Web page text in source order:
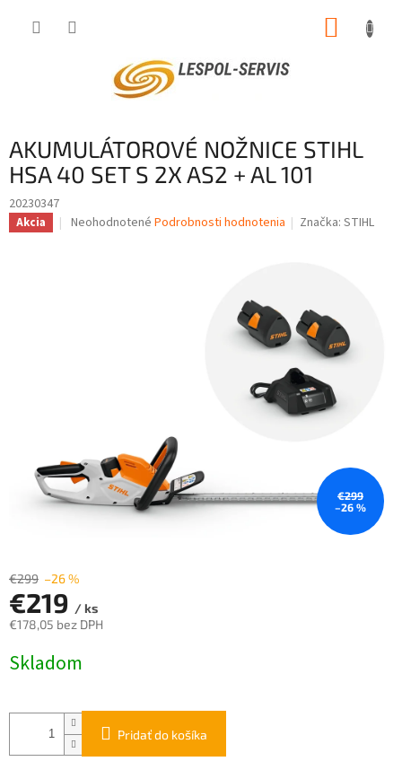
AKUMULÁTOROVÉ NOŽNICE STIHL
HSA 40 SET S 2X AS2 + AL 101
20230347
Akcia
Priemerné
Neohodnotené Podrobnosti hodnotenia Značka:STIHL
€299
–26 %
€299 –26 %
€219 / ks
€178,05 bez DPH
cena:
Skladom
Pridať do košíka